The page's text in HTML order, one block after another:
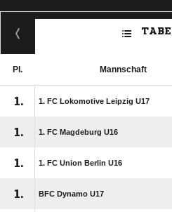
Pl. Mannschaft
1. 1. FC Lokomotive Leipzig U17
1. 1. FC Magdeburg U16
1. 1. FC Union Berlin U16
1. BFC Dynamo U17